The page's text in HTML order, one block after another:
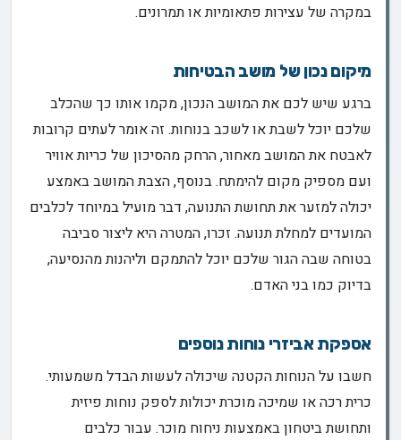
במקרה של עצירות פתאומיות או תמרונים.
מיקום נכון של מושב הבטיחות
ברגע שיש לכם את המושב הנכון, מקמו אותו כך שהכלב
שלכם יוכל לשבת או לשכב בנוחות. זה אומר לעתים קרובות
לאבטח את המושב מאחור, הרחק מהסיכון של כריות אוויר
ועם מספיק מקום להימתח. בנוסף, הצבת המושב באמצע
יכולה למזער את תחושת התנועה, דבר מועיל במיוחד לכלבים
המועדים למחלת תנועה. זכרו, המטרה היא ליצור סביבה
בטוחה שבה הגור שלכם יוכל להתמקם וליהנות מהנסיעה,
בדיוק כמו בני האדם.
אספקת אביזרי נוחות נוספים
חשבו על הנוחות הקטנה שיכולה לעשות הבדל משמעותי.
כרית רכה או שמיכה מוכרת יכולות לספק נוחות פיזית
ותחושת ביטחון באמצעות ניחוח מוכר. עבור כלבים